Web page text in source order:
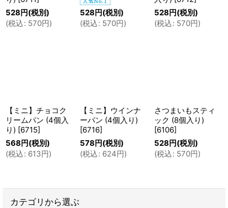
528 円(税別)
(税込: 570円)
528 円(税別)
(税込: 570円)
528 円(税別)
(税込: 570円)
【ミニ】チョコク
リームパン (4個入
り) [6715]
568 円(税別)
(税込: 613円)
【ミニ】ウインナ
ーパン (4個入り)
[6716]
578 円(税別)
(税込: 624円)
さつまいもスティ
ック (8個入り)
[6106]
528 円(税別)
(税込: 570円)
カテゴリから選ぶ